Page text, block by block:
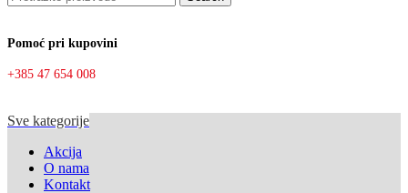
Pomoć pri kupovini
+385 47 654 008
Sve kategorije
Akcija
O nama
Kontakt